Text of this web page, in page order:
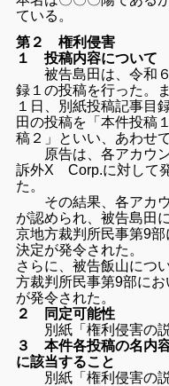
ている。
第２ 権利侵害
１ 投稿内容について
被告島田は、令和６
録１の投稿を行った。
１日、別紙投稿記事目
田の投稿を「本件投稿
稿２」といい、あわせ
原告は、各アカウン
訴外X Corp.に対して
た。
その結果、各アカウ
が認められ、被告島田
京地方裁判所民事第9
決定が発令された。
さらに、被告飯山につ
方裁判所民事第9部に
が発令された。
２ 同定可能性
別紙「権利侵害の説
３ 本件各投稿の名内
に該当すること
別紙「権利侵害の説